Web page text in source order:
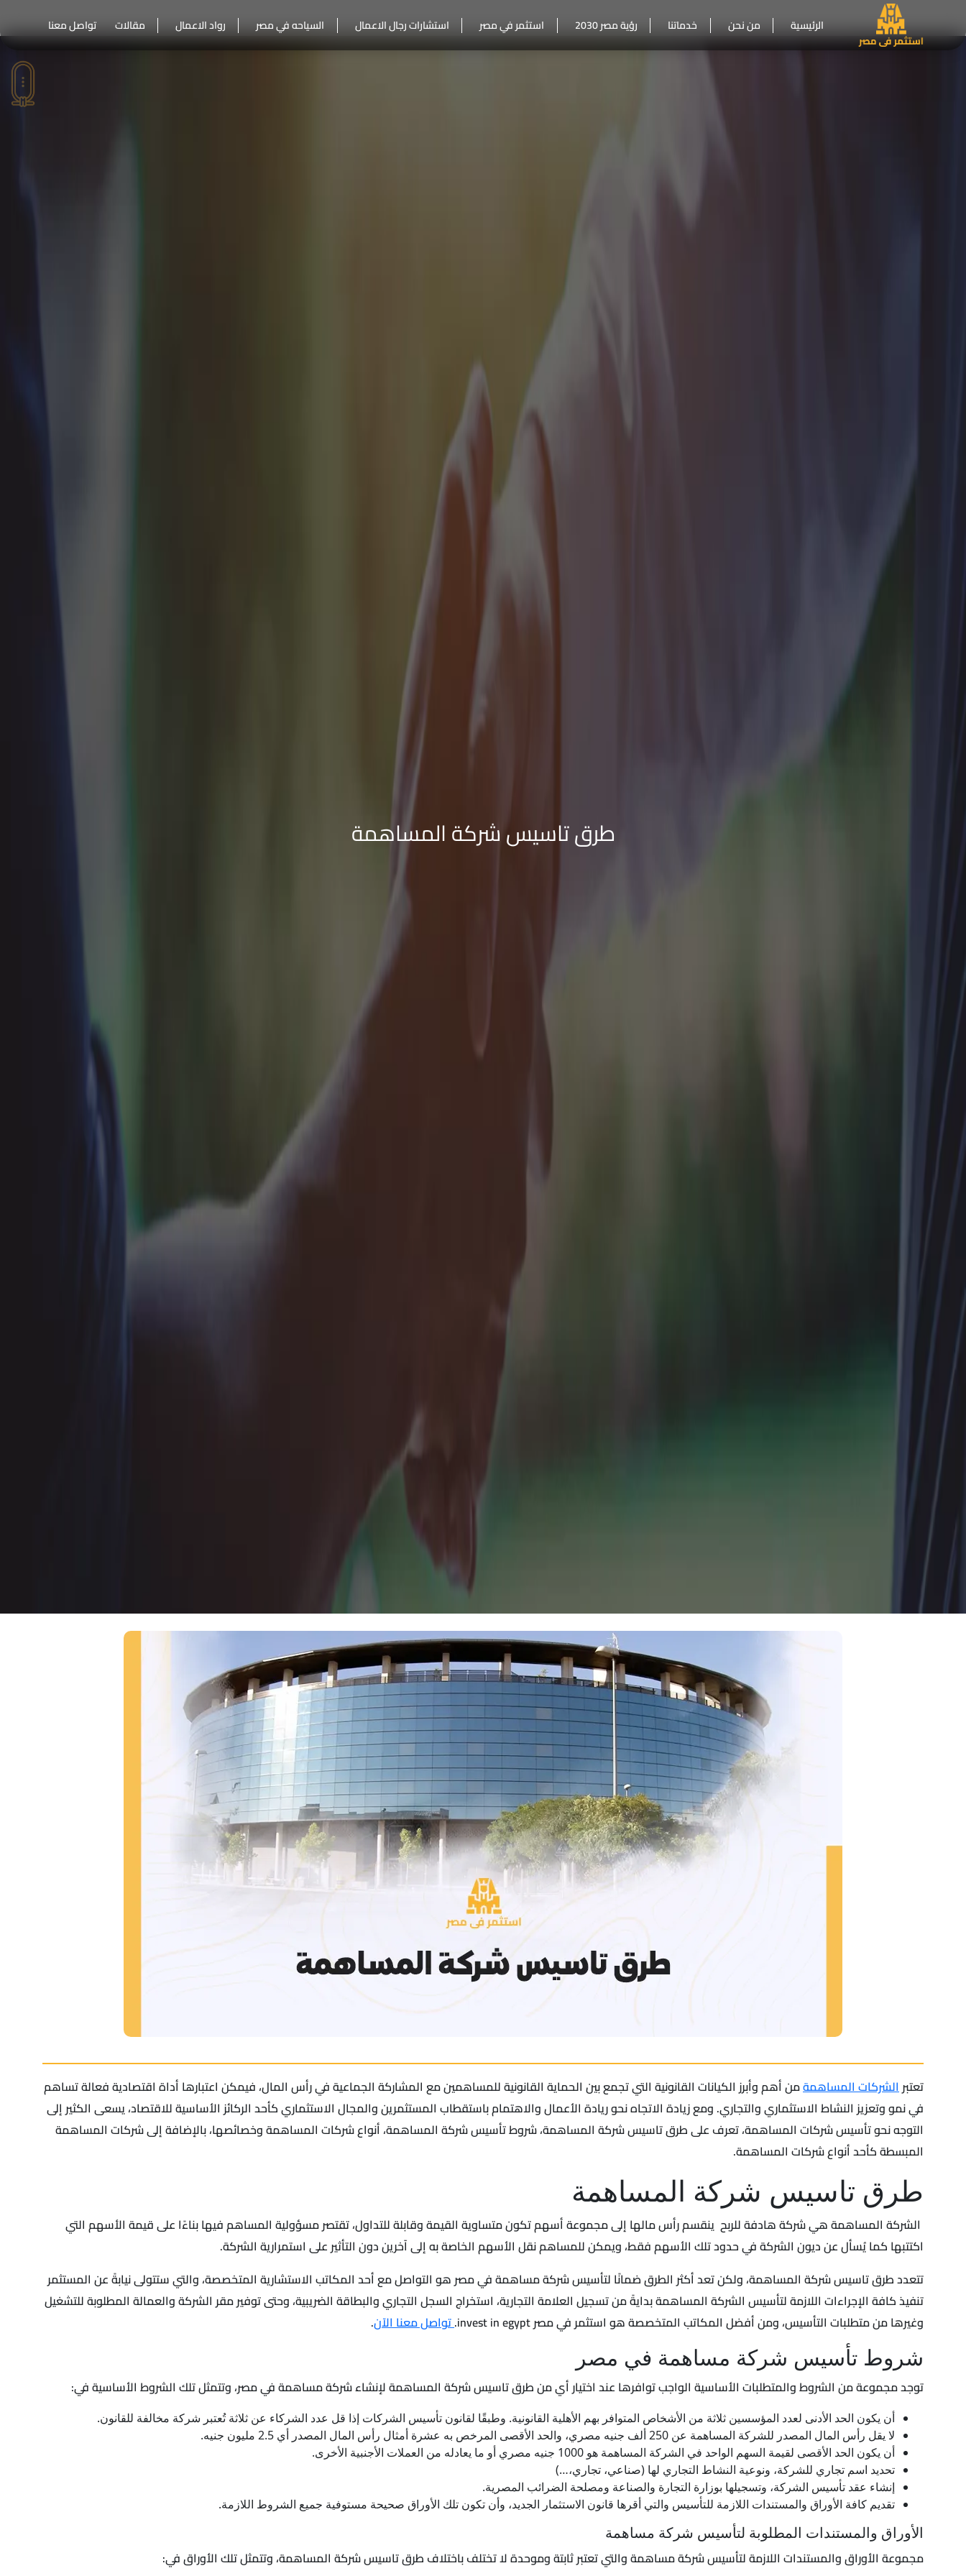
الرئيسية من نحن خدماتنا رؤية مصر 2030 استثمر في مصر استشارات رجال الاعمال السياحه في مصر رواد الاعمال مقالات تواصل معنا
طرق تاسيس شركة المساهمة
تعتبرالشركات المساهمةمن أهم وأبرز الكيانات القانونية التي تجمع بين الحماية القانونية للمساهمين مع المشاركة الجماعية في رأس المال، فيمكن اعتبارها أداة اقتصادية فعالة تساهم
في نمو وتعزيز النشاط الاستثماري والتجاري. ومع زيادة الاتجاه نحو ريادة الأعمال والاهتمام باستقطاب المستثمرين والمجال الاستثماري كأحد الركائز الأساسية للاقتصاد، يسعى الكثير إلى
التوجه نحو تأسيس شركات المساهمة، تعرف على طرق تاسيس شركة المساهمة، شروط تأسيس شركة المساهمة، أنواع شركات المساهمة وخصائصها، بالإضافة إلى شركات المساهمة
المبسطة كأحد أنواع شركات المساهمة.
طرق تاسيس شركة المساهمة
الشركة المساهمة هي شركة هادفة للربح ينقسم رأس مالها إلى مجموعة أسهم تكون متساوية القيمة وقابلة للتداول، تقتصر مسؤولية المساهم فيها بناءًا على قيمة الأسهم التي
اكتتبها كما يُسأل عن ديون الشركة في حدود تلك الأسهم فقط، ويمكن للمساهم نقل الأسهم الخاصة به إلى آخرين دون التأثير على استمرارية الشركة.
تتعدد طرق تاسيس شركة المساهمة، ولكن تعد أكثر الطرق ضمانًا لتأسيس شركة مساهمة في مصر هو التواصل مع أحد المكاتب الاستشارية المتخصصة، والتي ستتولى نيابةً عن المستثمر
تنفيذ كافة الإجراءات اللازمة لتأسيس الشركة المساهمة بدايةً من تسجيل العلامة التجارية، استخراج السجل التجاري والبطاقة الضريبية، وحتى توفير مقر الشركة والعمالة المطلوبة للتشغيل
وغيرها من متطلبات التأسيس، ومن أفضل المكاتب المتخصصة هو استثمر في مصر invest in egypt.
تواصل معنا الآن.
شروط تأسيس شركة مساهمة في مصر
توجد مجموعة من الشروط والمتطلبات الأساسية الواجب توافرها عند اختيار أي من طرق تاسيس شركة المساهمة لإنشاء شركة مساهمة في مصر، وتتمثل تلك الشروط الأساسية في:
أن يكون الحد الأدنى لعدد المؤسسين ثلاثة من الأشخاص المتوافر بهم الأهلية القانونية. وطبقًا لقانون تأسيس الشركات إذا قل عدد الشركاء عن ثلاثة تُعتبر شركة مخالفة للقانون.
لا يقل رأس المال المصدر للشركة المساهمة عن 250 ألف جنيه مصري، والحد الأقصى المرخص به عشرة أمثال رأس المال المصدر أي 2.5 مليون جنيه.
أن يكون الحد الأقصى لقيمة السهم الواحد في الشركة المساهمة هو 1000 جنيه مصري أو ما يعادله من العملات الأجنبية الأخرى.
تحديد اسم تجاري للشركة، ونوعية النشاط التجاري لها (صناعي، تجاري،…)
إنشاء عقد تأسيس الشركة، وتسجيلها بوزارة التجارة والصناعة ومصلحة الضرائب المصرية.
تقديم كافة الأوراق والمستندات اللازمة للتأسيس والتي أقرها قانون الاستثمار الجديد، وأن تكون تلك الأوراق صحيحة مستوفية جميع الشروط اللازمة.
الأوراق والمستندات المطلوبة لتأسيس شركة مساهمة
مجموعة الأوراق والمستندات اللازمة لتأسيس شركة مساهمة والتي تعتبر ثابتة وموحدة لا تختلف باختلاف طرق تاسيس شركة المساهمة، وتتمثل تلك الأوراق في: